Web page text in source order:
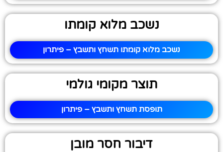
נשכב מלוא קומתו
נשכב מלוא קומתו תשחץ ותשבץ – פיתרון
תוצר מקומי גולמי
תופסת תשחץ ותשבץ – פיתרון
דיבור חסר מובן